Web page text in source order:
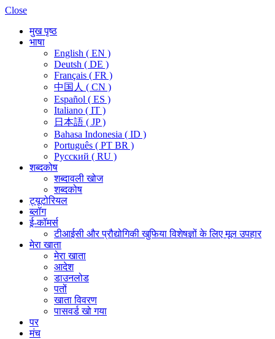
Close
मुख पृष्ठ
भाषा
English ( EN )
Deutsh ( DE )
Français ( FR )
中国人 ( CN )
Español ( ES )
Italiano ( IT )
日本語 ( JP )
Bahasa Indonesia ( ID )
Português ( PT BR )
Pусский ( RU )
शब्दकोष
शब्दावली खोज
शब्दकोष
ट्यूटोरियल
ब्लॉग
ई-कॉमर्स
टीआईसी और प्रौद्योगिकी खुफिया विशेषज्ञों के लिए मूल उपहार
मेरा खाता
मेरा खाता
आदेश
डाउनलोड
पतों
खाता विवरण
पासवर्ड खो गया
पर
मंच